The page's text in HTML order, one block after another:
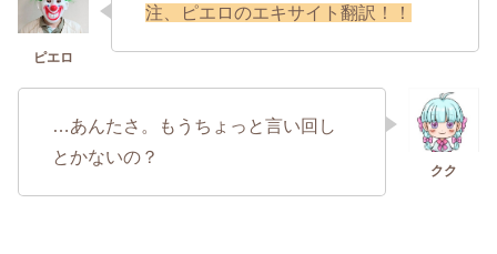
注、ピエロのエキサイト翻訳！！
…あんたさ。もうちょっと言い回し
とかないの？